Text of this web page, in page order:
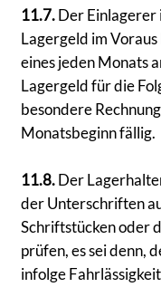
11.7.Der Einlagerer
Lagergeld im
eines jeden Monats
Lagergeld für die
besondere
Monatsbeginn fällig.
11.8.Der
der Unterschriften
Schriftstücken oder
prüfen, es sei denn,
infolge